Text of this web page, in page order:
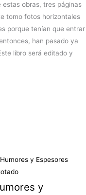
estas obras, tres páginas
tomo fotos horizontales
porque tenían que entrar
han pasado ya
libro será editado y
y